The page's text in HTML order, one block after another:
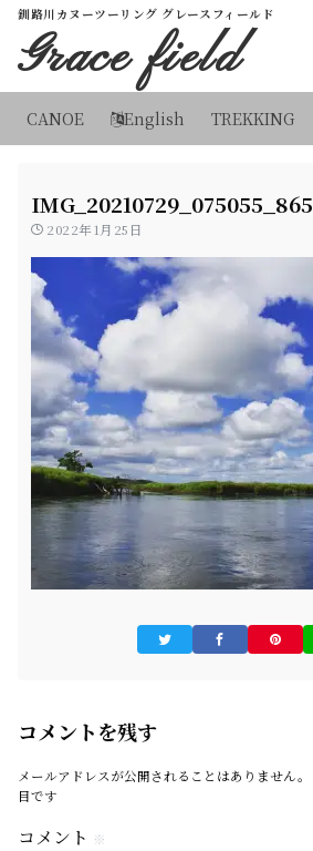
釧路川カヌーツーリング グレースフィールド
Grace field
CANOE English TREKKING
IMG_20210729_075055_865
2022年1月25日
コメントを残す
メールアドレスが公開されることはありません。
目です
コメント ※